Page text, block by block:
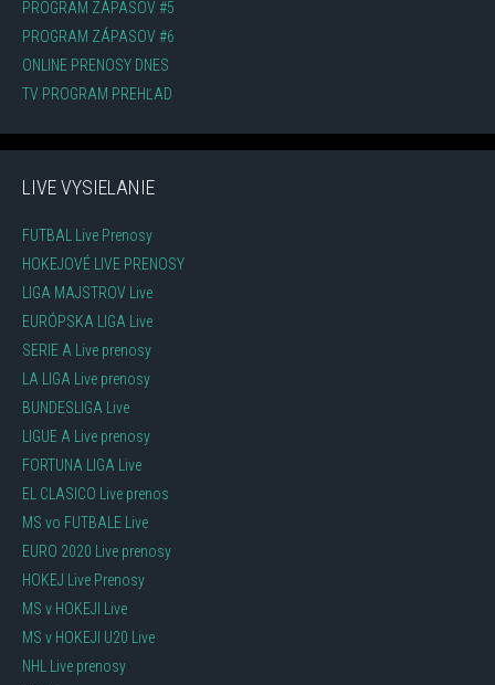
PROGRAM ZÁPASOV #5
PROGRAM ZÁPASOV #6
ONLINE PRENOSY DNES
TV PROGRAM PREHĽAD
LIVE VYSIELANIE
FUTBAL Live Prenosy
HOKEJOVÉ LIVE PRENOSY
LIGA MAJSTROV Live
EURÓPSKA LIGA Live
SERIE A Live prenosy
LA LIGA Live prenosy
BUNDESLIGA Live
LIGUE A Live prenosy
FORTUNA LIGA Live
EL CLASICO Live prenos
MS vo FUTBALE Live
EURO 2020 Live prenosy
HOKEJ Live Prenosy
MS v HOKEJI Live
MS v HOKEJI U20 Live
NHL Live prenosy